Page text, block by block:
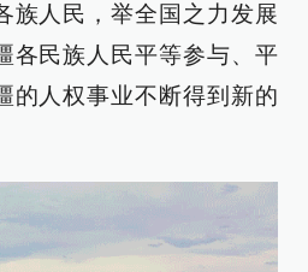
族人民，举全国之力发展
各民族人民平等参与、平
的人权事业不断得到新的